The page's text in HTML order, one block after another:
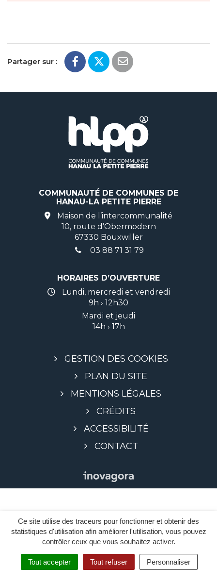
Ce site utilise des traceurs pour fonctionner et obtenir des
statistiques d'utilisation afin améliorer l'utilisation, vous pouvez
contrôler ceux que vous souhaitez activer.
Tout accepter Tout refuser Personnaliser
Partager sur :
COMMUNAUTÉ DE COMMUNES DE
HANAU-LA PETITE PIERRE
Maison de l’intercommunalité
10, route d’Obermodern
67330 Bouxwiller
03 88 71 31 79
HORAIRES D’OUVERTURE
Lundi, mercredi et vendredi
9h › 12h30
Mardi et jeudi
14h › 17h
GESTION DES COOKIES
PLAN DU SITE
MENTIONS LÉGALES
CRÉDITS
ACCESSIBILITÉ
CONTACT